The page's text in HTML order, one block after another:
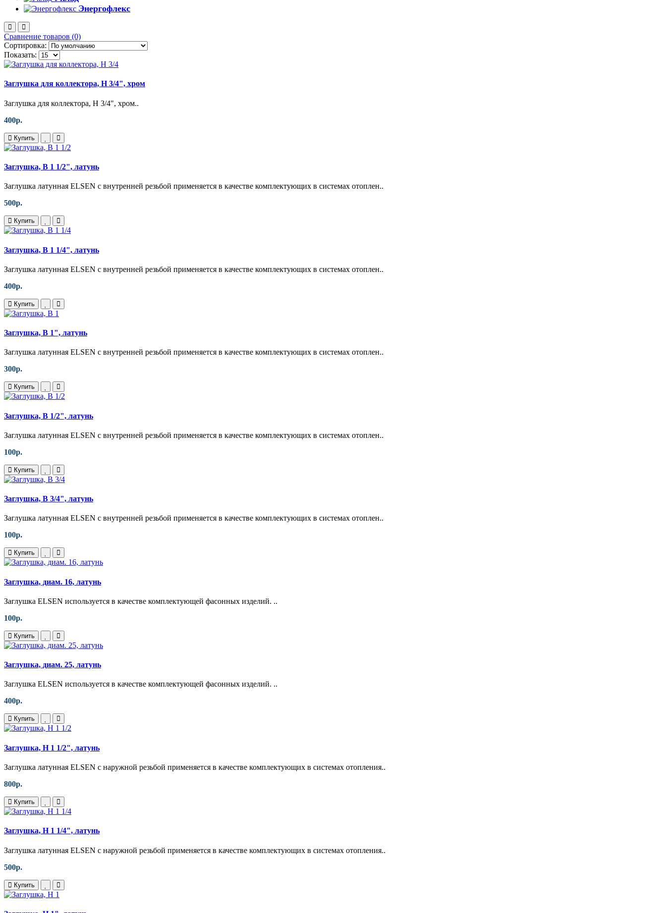
Энергофлекс
Сравнение товаров (0)
Сортировка:
Показать:
Заглушка для коллектора, Н 3/4", хром
Заглушка для коллектора, Н 3/4", хром..
400р.
Купить
Заглушка, В 1 1/2", латунь
Заглушка латунная ELSEN с внутренней резьбой применяется в качестве комплектующих в системах отоплен..
500р.
Купить
Заглушка, В 1 1/4", латунь
Заглушка латунная ELSEN с внутренней резьбой применяется в качестве комплектующих в системах отоплен..
400р.
Купить
Заглушка, В 1", латунь
Заглушка латунная ELSEN с внутренней резьбой применяется в качестве комплектующих в системах отоплен..
300р.
Купить
Заглушка, В 1/2", латунь
Заглушка латунная ELSEN с внутренней резьбой применяется в качестве комплектующих в системах отоплен..
100р.
Купить
Заглушка, В 3/4", латунь
Заглушка латунная ELSEN с внутренней резьбой применяется в качестве комплектующих в системах отоплен..
100р.
Купить
Заглушка, диам. 16, латунь
Заглушка ELSEN используется в качестве комплектующей фасонных изделий. ..
100р.
Купить
Заглушка, диам. 25, латунь
Заглушка ELSEN используется в качестве комплектующей фасонных изделий. ..
400р.
Купить
Заглушка, Н 1 1/2", латунь
Заглушка латунная ELSEN с наружной резьбой применяется в качестве комплектующих в системах отопления..
800р.
Купить
Заглушка, Н 1 1/4", латунь
Заглушка латунная ELSEN с наружной резьбой применяется в качестве комплектующих в системах отопления..
500р.
Купить